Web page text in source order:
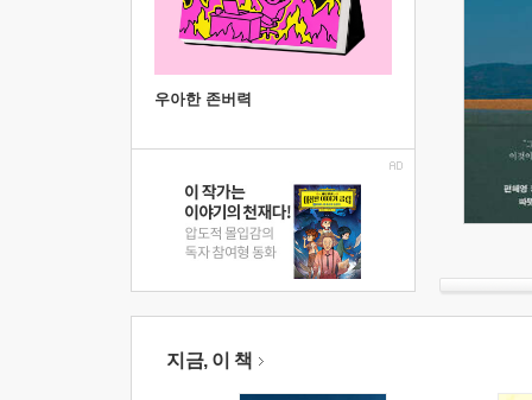
우아한 존버력
지금, 이 책